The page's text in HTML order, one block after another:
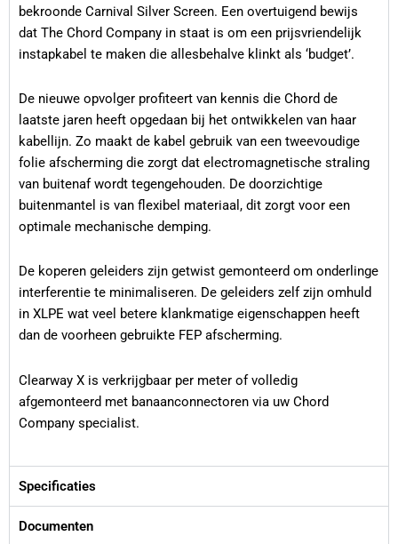
bekroonde Carnival Silver Screen. Een overtuigend bewijs
dat The Chord Company in staat is om een prijsvriendelijk
instapkabel te maken die allesbehalve klinkt als ‘budget’.
De nieuwe opvolger profiteert van kennis die Chord de
laatste jaren heeft opgedaan bij het ontwikkelen van haar
kabellijn. Zo maakt de kabel gebruik van een tweevoudige
folie afscherming die zorgt dat electromagnetische straling
van buitenaf wordt tegengehouden. De doorzichtige
buitenmantel is van flexibel materiaal, dit zorgt voor een
optimale mechanische demping.
De koperen geleiders zijn getwist gemonteerd om onderlinge
interferentie te minimaliseren. De geleiders zelf zijn omhuld
in XLPE wat veel betere klankmatige eigenschappen heeft
dan de voorheen gebruikte FEP afscherming.
Clearway X is verkrijgbaar per meter of volledig
afgemonteerd met banaanconnectoren via uw Chord
Company specialist.
Specificaties
Documenten